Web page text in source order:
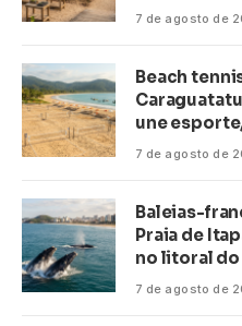
7 de agosto de
Beach
une
7 de agosto de
Baleias-
Praia de
no litoral
7 de agosto de